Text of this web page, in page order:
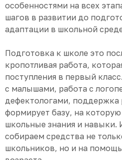
особенностями на всех
шагов в развитии до
адаптации в школьной
Подготовка к школе это
кропотливая работа,
поступления в первый
с малышами, работа с
дефектологами, поддержка
формирует базу, на
школьные знания и
собираем средства не
школьников, но и на